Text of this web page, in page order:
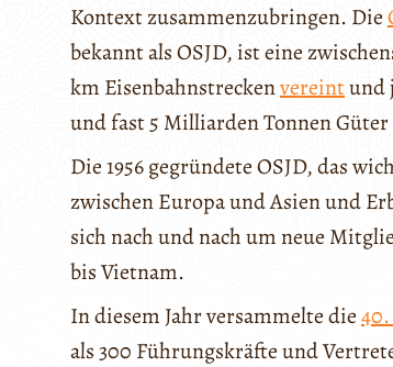
Kontext zusammenzubringen. Die
bekannt als OSJD, ist eine
km Eisenbahnstreckenvereintund
und fast 5 Milliarden Tonnen
Die 1956 gegründete OSJD, das
zwischen Europa und Asien und
sich nach und nach um neue
bis Vietnam.
In diesem Jahr versammelte die
als 300 Führungskräfte und